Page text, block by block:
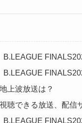
上波放送は？
聴できる放送、配信